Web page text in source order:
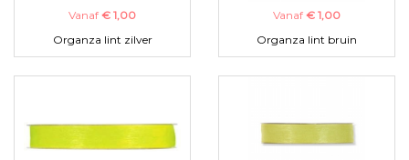
Vanaf € 1,00
Organza lint zilver
Vanaf € 1,00
Organza lint bruin